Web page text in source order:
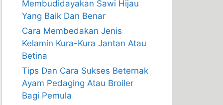
Membudidayakan Sawi Hijau
Yang Baik Dan Benar
Cara Membedakan Jenis
Kelamin Kura-Kura Jantan Atau
Betina
Tips Dan Cara Sukses Beternak
Ayam Pedaging Atau Broiler
Bagi Pemula